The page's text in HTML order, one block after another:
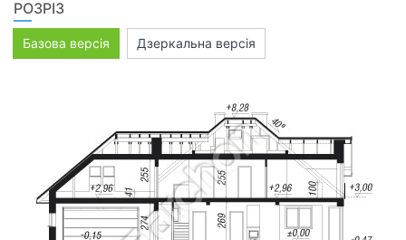
РОЗРІЗ
Базова версія Дзеркальна версія